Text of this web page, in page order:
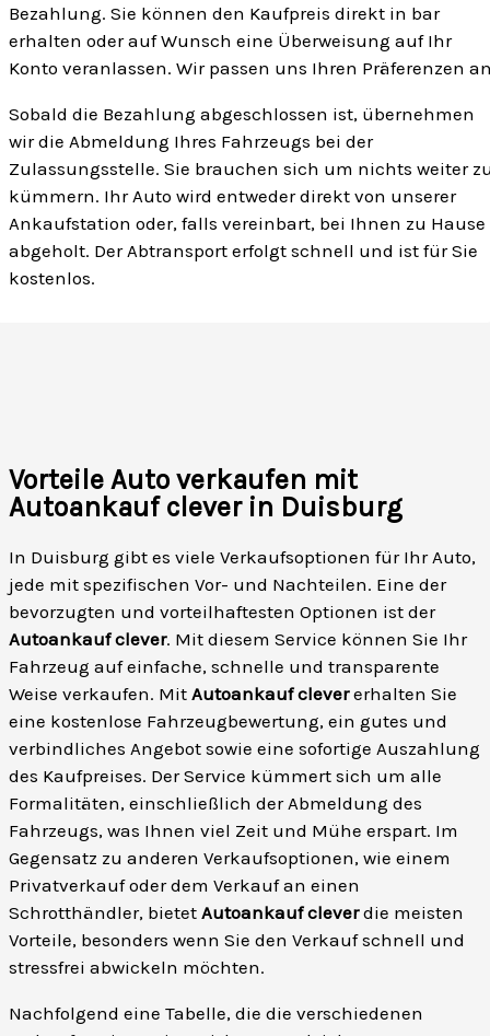
Bezahlung. Sie können den Kaufpreis direkt in bar
erhalten oder auf Wunsch eine Überweisung auf Ihr
Konto veranlassen. Wir passen uns Ihren Präferenzen
Sobald die Bezahlung abgeschlossen ist, übernehmen
wir die Abmeldung Ihres Fahrzeugs bei der
Zulassungsstelle. Sie brauchen sich um nichts weiter
kümmern. Ihr Auto wird entweder direkt von unserer
Ankaufstation oder, falls vereinbart, bei Ihnen zu Hause
abgeholt. Der Abtransport erfolgt schnell und ist für Sie
kostenlos.
Vorteile Auto verkaufen mit
Autoankauf clever in Duisburg
In Duisburg gibt es viele Verkaufsoptionen für Ihr Auto,
jede mit spezifischen Vor- und Nachteilen. Eine der
bevorzugten und vorteilhaftesten Optionen ist der
Autoankauf clever. Mit diesem Service können Sie Ihr
Fahrzeug auf einfache, schnelle und transparente
Weise verkaufen. Mit Autoankauf clevererhalten Sie
eine kostenlose Fahrzeugbewertung, ein gutes und
verbindliches Angebot sowie eine sofortige Auszahlung
des Kaufpreises. Der Service kümmert sich um alle
Formalitäten, einschließlich der Abmeldung des
Fahrzeugs, was Ihnen viel Zeit und Mühe erspart. Im
Gegensatz zu anderen Verkaufsoptionen, wie einem
Privatverkauf oder dem Verkauf an einen
Schrotthändler, bietet Autoankauf cleverdie meisten
Vorteile, besonders wenn Sie den Verkauf schnell und
stressfrei abwickeln möchten.
Nachfolgend eine Tabelle, die die verschiedenen